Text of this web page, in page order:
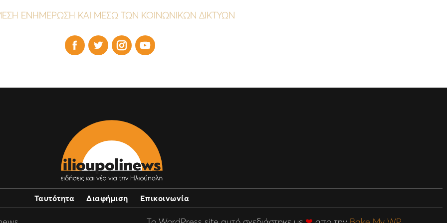
ΕΝΗΜΕΡΩΣΗ ΚΑΙ ΜΕΣΩ ΤΩΝ ΚΟΙΝΩΝΙΚΩΝ ΔΙΚΤΥΩΝ
   
Ταυτότητα Διαφήμιση Επικοινωνία